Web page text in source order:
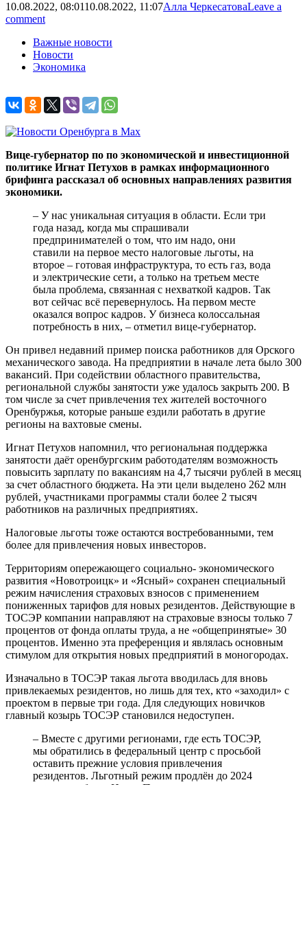
10.08.2022, 08:0110.08.2022, 11:07Алла ЧеркесатоваLeave a
comment
Важные новости
Новости
Экономика
Вице-губернатор по по экономической и инвестиционной
политике Игнат Петухов в рамках информационного
брифинга рассказал об основных направлениях развития
экономики.
– У нас уникальная ситуация в области. Если три
года назад, когда мы спрашивали
предпринимателей о том, что им надо, они
ставили на первое место налоговые льготы, на
второе – готовая инфраструктура, то есть газ, вода
и электрические сети, а только на третьем месте
была проблема, связанная с нехваткой кадров. Так
вот сейчас всё перевернулось. На первом месте
оказался вопрос кадров. У бизнеса колоссальная
потребность в них, – отметил вице-губернатор.
Он привел недавний пример поиска работников для Орского
механического завода. На предприятии в начале лета было 300
вакансий. При содействии областного правительства,
региональной службы занятости уже удалось закрыть 200. В
том числе за счет привлечения тех жителей восточного
Оренбуржья, которые раньше ездили работать в другие
регионы на вахтовые смены.
Игнат Петухов напомнил, что региональная поддержка
занятости даёт оренбургским работодателям возможность
повысить зарплату по вакансиям на 4,7 тысячи рублей в месяц
за счет областного бюджета. На эти цели выделено 262 млн
рублей, участниками программы стали более 2 тысяч
работников на различных предприятиях.
Налоговые льготы тоже остаются востребованными, тем
более для привлечения новых инвесторов.
Территориям опережающего социально- экономического
развития «Новотроицк» и «Ясный» сохранен специальный
режим начисления страховых взносов с применением
пониженных тарифов для новых резидентов. Действующие в
ТОСЭР компании направляют на страховые взносы только 7
процентов от фонда оплаты труда, а не «общепринятые» 30
процентов. Именно эта преференция и являлась основным
стимулом для открытия новых предприятий в моногородах.
Изначально в ТОСЭР такая льгота вводилась для вновь
привлекаемых резидентов, но лишь для тех, кто «заходил» с
проектом в первые три года. Для следующих новичков
главный козырь ТОСЭР становился недоступен.
– Вместе с другими регионами, где есть ТОСЭР,
мы обратились в федеральный центр с просьбой
оставить прежние условия привлечения
резидентов. Льготный режим продлён до 2024
года, – сообщил Игнат Петухов.